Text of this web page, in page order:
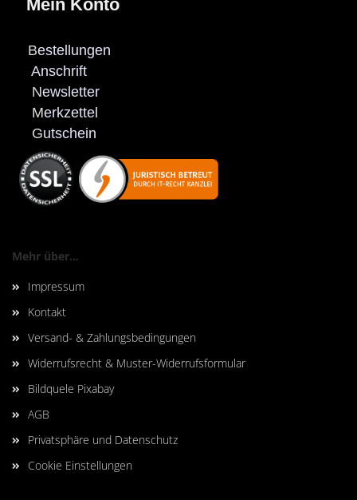
Mein Konto
Bestellungen
Anschrift
Newsletter
Merkzettel
Gutschein
Mehr über...
Impressum
Kontakt
Versand- & Zahlungsbedingungen
Widerrufsrecht & Muster-Widerrufsformular
Bildquele Pixabay
AGB
Privatsphäre und Datenschutz
Cookie Einstellungen